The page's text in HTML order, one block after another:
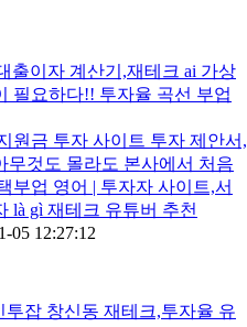
출이자 계산기,재테크 ai 가상
필요하다!! 투자율 곡선 부업
원금 투자 사이트 투자 제안서,
무것도 몰라도 본사에서 처음
부업 영어 | 투자자 사이트,서
là gì 재테크 유튜버 추천
05 12:27:12
잡 창신동 재테크,투자율 유